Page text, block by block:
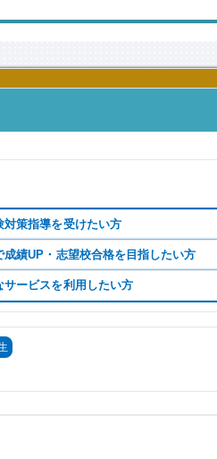
策指導を受けたい方
績UP・志望校合格を目指したい方
ービスを利用したい方